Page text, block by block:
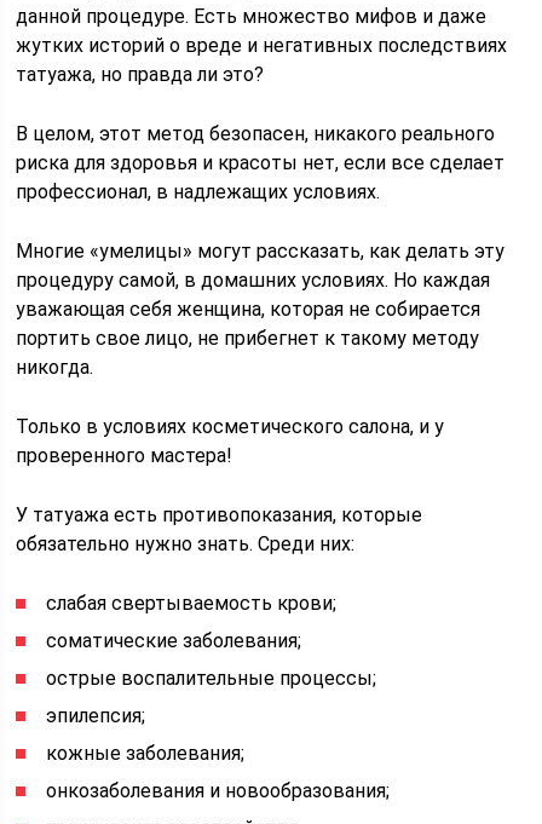
данной процедуре. Есть множество мифов и даже
жутких историй о вреде и негативных последствиях
татуажа, но правда ли это?
В целом, этот метод безопасен, никакого реального
риска для здоровья и красоты нет, если все сделает
профессионал, в надлежащих условиях.
Многие «умелицы» могут рассказать, как делать эту
процедуру самой, в домашних условиях. Но каждая
уважающая себя женщина, которая не собирается
портить свое лицо, не прибегнет к такому методу
никогда.
Только в условиях косметического салона, и у
проверенного мастера!
У татуажа есть противопоказания, которые
обязательно нужно знать. Среди них:
слабая свертываемость крови;
соматические заболевания;
острые воспалительные процессы;
эпилепсия;
кожные заболевания;
онкозаболевания и новообразования;